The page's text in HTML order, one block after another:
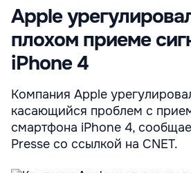
Apple
плохом приеме
iPhone 4
Компания Apple
касающийся проблем с
смартфона iPhone 4,
Presse со ссылкой на CNET.